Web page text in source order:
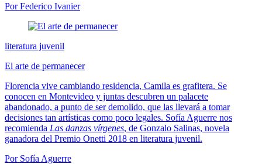
Por Federico Ivanier
literatura juvenil
El arte de permanecer
Florencia vive cambiando residencia, Camila es grafitera. Se
conocen en Montevideo y juntas descubren un palacete
abandonado, a punto de ser demolido, que las llevará a tomar
decisiones tan artísticas como poco legales. Sofía Aguerre nos
recomienda Las danzas vírgenes, de Gonzalo Salinas, novela
ganadora del Premio Onetti 2018 en literatura juvenil.
Por Sofía Aguerre